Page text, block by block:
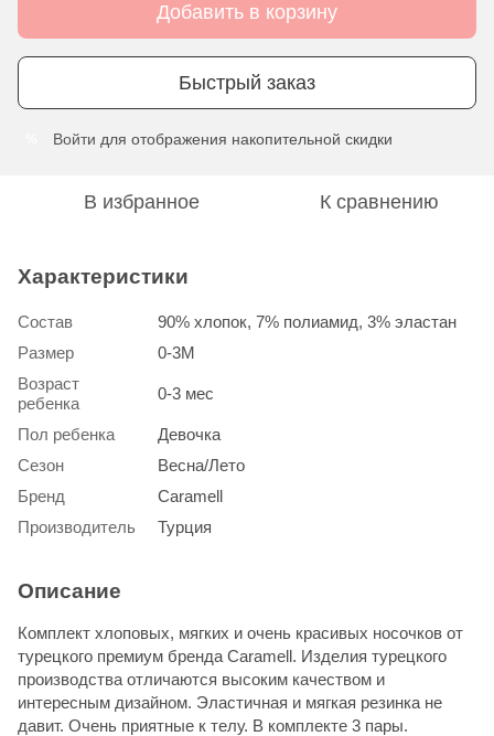
Добавить в корзину
Быстрый заказ
Войти для отображения накопительной скидки
В избранное К сравнению
Характеристики
Состав
90% хлопок, 7% полиамид, 3% эластан
Размер
0-3М
Возраст
ребенка
0-3 мес
Пол ребенка
Девочка
Сезон
Весна/Лето
Бренд
Caramell
Производитель
Турция
Описание
Комплект хлоповых, мягких и очень красивых носочков от
турецкого премиум бренда Caramell. Изделия турецкого
производства отличаются высоким качеством и
интересным дизайном. Эластичная и мягкая резинка не
давит. Очень приятные к телу. В комплекте 3 пары.